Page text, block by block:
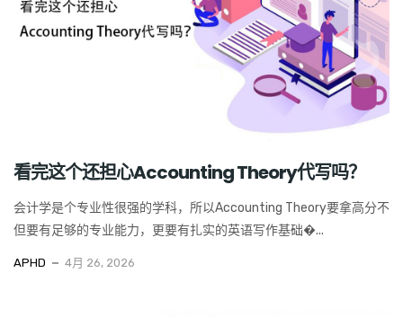
看完这个还担心Accounting Theory代写吗？
会计学是个专业性很强的学科，所以Accounting Theory要拿高分不
但要有足够的专业能力，更要有扎实的英语写作基础�...
APHD 4月 26, 2026